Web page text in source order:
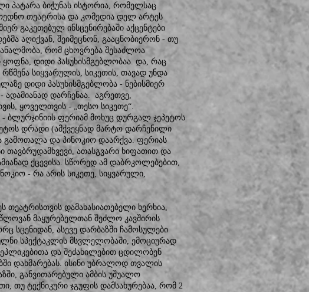
პატარა ბიჭუნას ისტორია, რომელსაც
თეატრისა და კომედია დელ არტეს
გაკეთებულ ინსცენირებაში აქცენტები
აღიქვან, შეიმეცნონ, გააცნობიერონ - თუ
რომ ცხოვრება შესაძლოა
დიდი პასუხისმგებლობაა. და, რაც
სიყვარულის, სიკეთის, თავად უნდა
დიდი პასუხისმგებლობა - ნებისმიერ
ადამიანად დარჩენაა. აგრეთვე,
ყოველთვის - „თესო სიკეთე“.
ფერიამ მოხუც დურგალ ჯეპეტოს
დრადი (ამქვეყნად მარტო დარჩენილი
გამოთალა და პინოკიო დაარქვა. ფერიას
ათასგვარი ხიფათით და
ქცევისა. სწორედ ამ დაბრკოლებებით,
- რა არის სიკეთე, სიყვარული,
დამახასიათებელი ხერხია,
მაყურებელთან შეძლო კავშირის
სცენიდან, ასევე დარბაზში ჩამოსულები
სპექტაკლის მსვლელობაში, ემოციურად
და შეძახილებით ცდილობენ
დახმარებას. ისინი უბრალოდ თვალის
განვითარებული ამბის უშუალო
თუ ტექნიკური ჯგუფის დამსახურებაა, რომ 2